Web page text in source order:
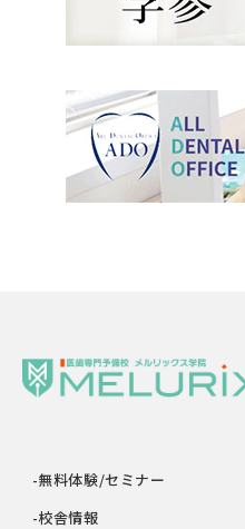
-無料体験/セミナー
-校舎情報